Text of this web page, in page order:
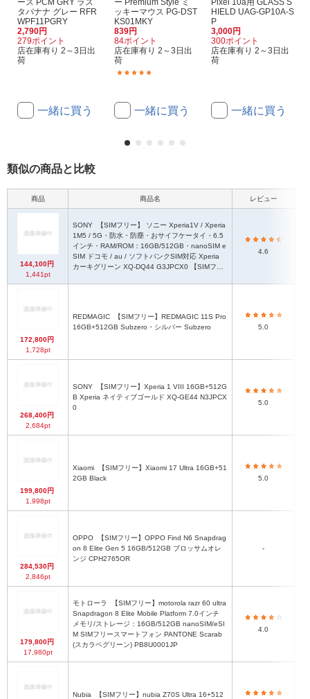
ース PCM GRY ラス
タバナナ グレー RFR
WPF11PGRY
2,790円
279ポイント
店在庫有り 2～3日出
荷
一緒に買う
ー Premium Style ミ
ッキーマウス PG-DST
KS01MKY
839円
84ポイント
店在庫有り 2～3日出
荷
一緒に買う
Pixel 10a用 GLASS S
HIELD UAG-GP10A-S
P
3,000円
300ポイント
店在庫有り 2～3日出
荷
一緒に買う
類似の商品と比較
商品 商品名 レビュー
144,100円
1,441pt
SONY
1M5 / 5G・防水・防塵・おサイフケータイ・6.5
インチ・RAM/ROM：16GB/512GB・nanoSIM e
SIM ドコモ / au / ソフトバンクSIM対応 Xperia
カーキグリーン XQ-DQ44 G3JPCX0 【SIMフリ
4.6
172,800円
1,728pt
REDMAGIC
16GB+512GB Subzero・シルバー Subzero
5.0
268,400円
2,684pt
SONY
B Xperia ネイティブゴールド XQ-GE44 N3JPCX
0
5.0
199,800円
1,998pt
Xiaomi
2GB Black
5.0
284,530円
2,846pt
OPPO
on 8 Elite Gen 5 16GB/512GB ブロッサムオレ
ンジ CPH2765OR
-
179,800円
17,980pt
モトローラ
Snapdragon 8 Elite Mobile Platform 7.0インチ
メモリ/ストレージ：16GB/512GB nanoSIM/eSI
M SIMフリースマートフォン PANTONE Scarab
(スカラベグリーン) PB8U0001JP
4.0
Nubia